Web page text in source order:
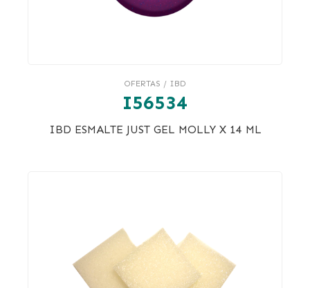
OFERTAS / IBD
I56534
IBD ESMALTE JUST GEL MOLLY X 14 ML